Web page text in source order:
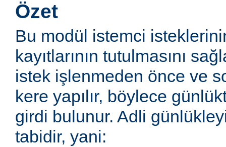
Özet
Bu modül istemci
kayıtlarının tutulmasını
istek işlenmeden önce ve
kere yapılır, böylece
girdi bulunur. Adli
tabidir, yani: